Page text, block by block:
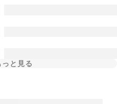
と見る